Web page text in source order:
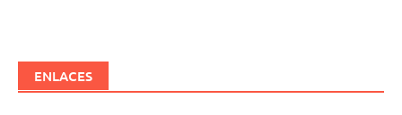
ENLACES